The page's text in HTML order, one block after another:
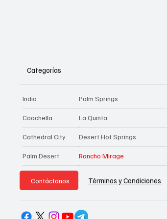
Categorías
Indio
Coachella
Cathedral City
Palm Desert
Palm Springs
La Quinta
Desert Hot Springs
Rancho Mirage
Contáctanos Términos y Condiciones